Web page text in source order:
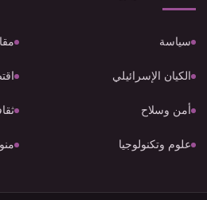
سياسة
الكيان الإسرائيلي
أمن وسلاح
علوم وتكنولوجيا